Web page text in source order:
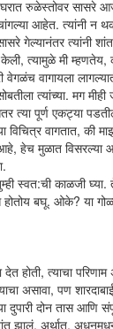
रुळेस्तोवर सासरे
आहेत. त्यांनी न
गेल्यानंतर त्यांनी
केली, त्यामुळे मी म्हणतेय,
वेगळंच वागायला
त्यांच्या. मग
त्या पूर्ण एकट्या
वागतात, की
आहे, हेच मुळात
स्वत:ची काळजी घ्या.
बघू. ओके? या
देत होती, त्याचा
असावा, पण
दोन तास आणि
झालं. अर्थात,